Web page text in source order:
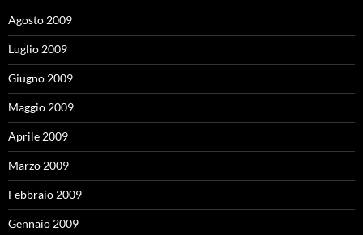
Agosto 2009
Luglio 2009
Giugno 2009
Maggio 2009
Aprile 2009
Marzo 2009
Febbraio 2009
Gennaio 2009